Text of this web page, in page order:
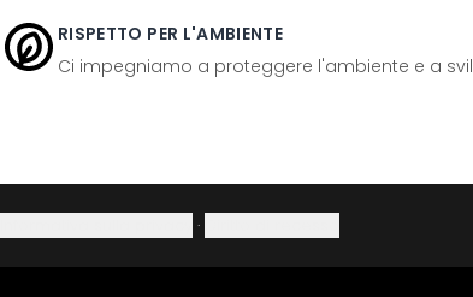
RISPETTO PER L'AMBIENTE
Ci impegniamo a proteggere l'ambiente e a
·